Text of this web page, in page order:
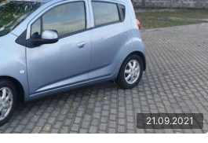
21.09.2021